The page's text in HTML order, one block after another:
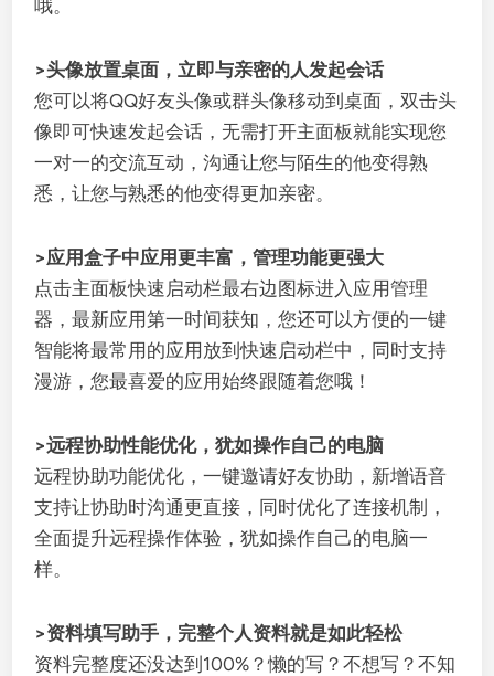
哦。
>头像放置桌面，立即与亲密的人发起会话
您可以将QQ好友头像或群头像移动到桌面，双击头
像即可快速发起会话，无需打开主面板就能实现您
一对一的交流互动，沟通让您与陌生的他变得熟
悉，让您与熟悉的他变得更加亲密。
>应用盒子中应用更丰富，管理功能更强大
点击主面板快速启动栏最右边图标进入应用管理
器，最新应用第一时间获知，您还可以方便的一键
智能将最常用的应用放到快速启动栏中，同时支持
漫游，您最喜爱的应用始终跟随着您哦！
>远程协助性能优化，犹如操作自己的电脑
远程协助功能优化，一键邀请好友协助，新增语音
支持让协助时沟通更直接，同时优化了连接机制，
全面提升远程操作体验，犹如操作自己的电脑一
样。
>资料填写助手，完整个人资料就是如此轻松
资料完整度还没达到100%？懒的写？不想写？不知